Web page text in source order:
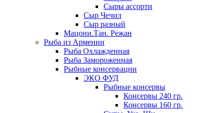
Сыры ассорти
Сыр Чечил
Сыр разный
Мацони.Тан. Режан
Рыба из Армении
Рыба Охлажденная
Рыба Замороженная
Рыбные консервации
ЭКО ФУД
Рыбные консервы
Консервы 240 гр.
Консервы 160 гр.